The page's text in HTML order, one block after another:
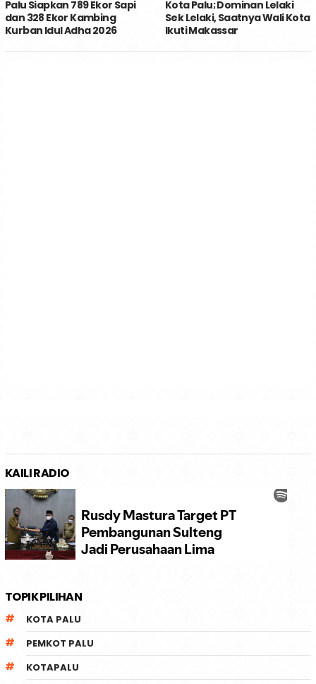
Palu Siapkan 789 Ekor Sapi
dan 328 Ekor Kambing
Kurban Idul Adha 2026
Kota Palu; Dominan Lelaki
Sek Lelaki, Saatnya Wali Kota
Ikuti Makassar
KAILI RADIO
TOPIK PILIHAN
KOTA PALU
PEMKOT PALU
KOTAPALU